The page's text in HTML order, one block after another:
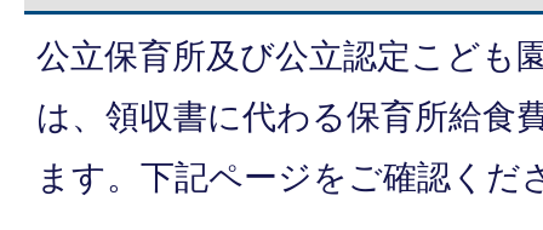
公立保育所及び公立認定こども
は、領収書に代わる保育所給食
ます。下記ページをご確認くだ